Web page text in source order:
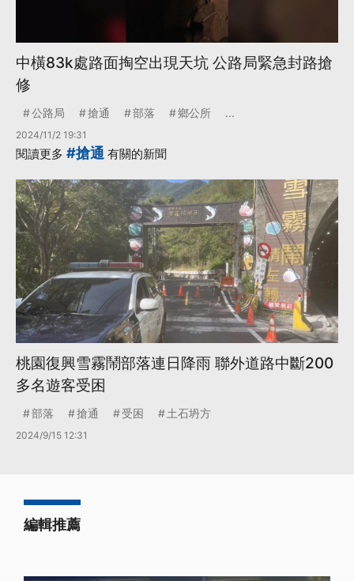
中橫83k處路面掏空出現天坑 公路局緊急封路搶
修
公路局 搶通 部落 鄉公所 ...
2024/11/2 19:31
閱讀更多 #搶通 有關的新聞
桃園復興雪霧鬧部落連日降雨 聯外道路中斷200
多名遊客受困
部落 搶通 受困 土石坍方
2024/9/15 12:31
編輯推薦